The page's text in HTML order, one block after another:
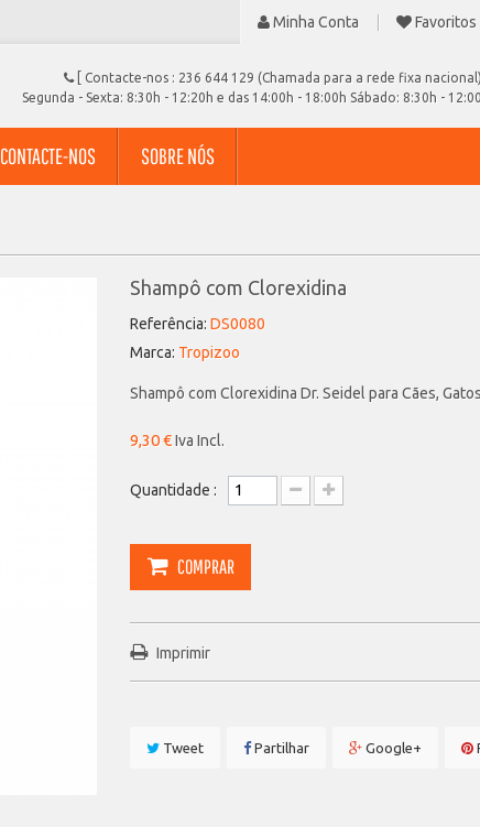
Minha Conta Favoritos
[ Contacte-nos : 236 644 129 (Chamada para a rede fixa nacional)
Segunda - Sexta: 8:30h - 12:20h e das 14:00h - 18:00h Sábado: 8:30h -
CONTACTE-NOS SOBRE NÓS
Shampô com Clorexidina
Referência: DS0080
Marca: Tropizoo
Shampô com Clorexidina Dr. Seidel para Cães,
9,30 €Iva Incl.
Quantidade :
COMPRAR
Imprimir
Tweet Partilhar Google+